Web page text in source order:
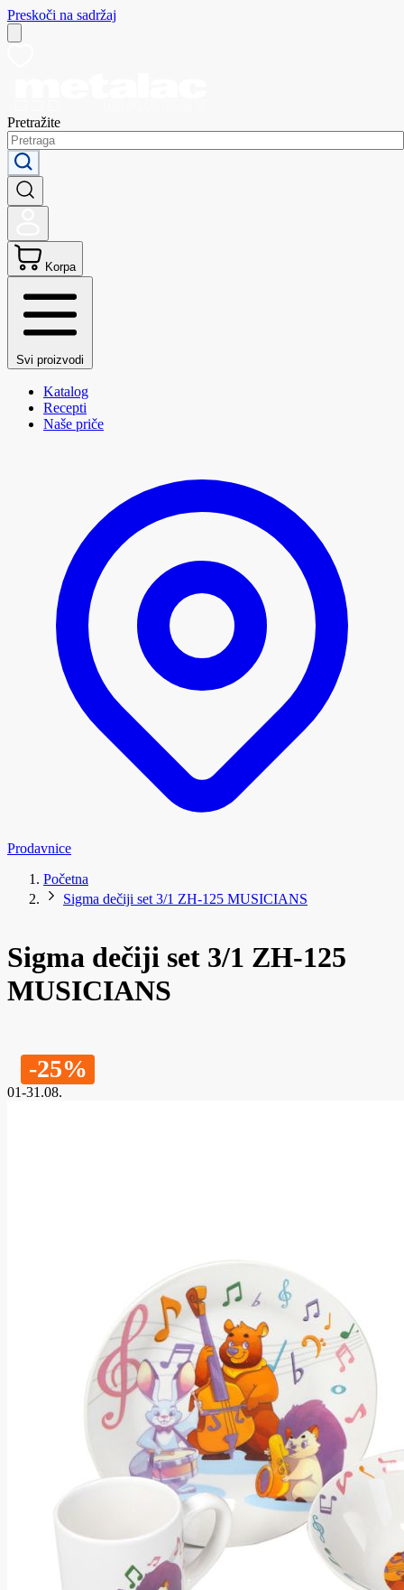
Preskoči na sadržaj
Pretražite
Korpa
Svi proizvodi
Katalog
Recepti
Naše priče
Prodavnice
Početna
Sigma dečiji set 3/1 ZH-125 MUSICIANS
Sigma dečiji set 3/1 ZH-125
MUSICIANS
-25%
01-31.08.